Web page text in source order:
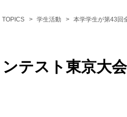
TOPICS 学生活動 本学学生が第43回
テスト東京大